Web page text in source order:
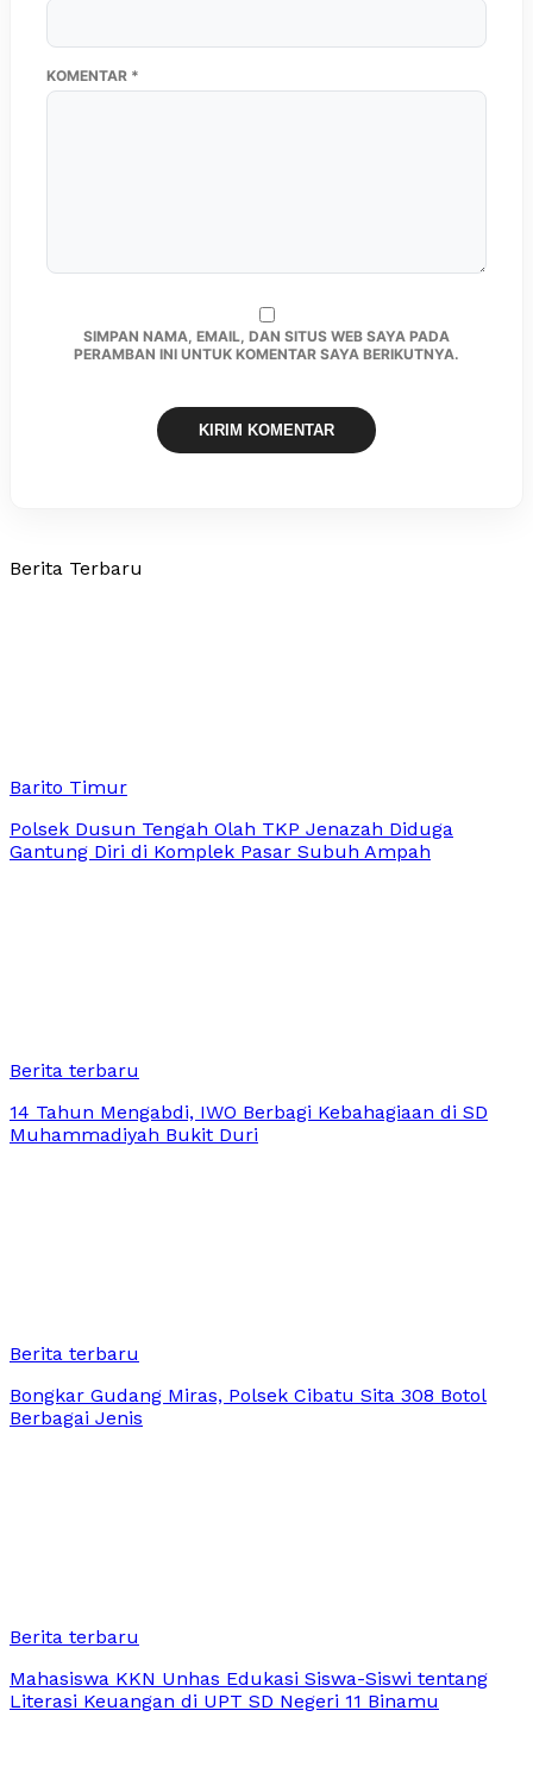
KOMENTAR *
SIMPAN NAMA, EMAIL, DAN SITUS WEB SAYA PADA
PERAMBAN INI UNTUK KOMENTAR SAYA BERIKUTNYA.
Berita Terbaru
Barito Timur
Polsek Dusun Tengah Olah TKP Jenazah Diduga
Gantung Diri di Komplek Pasar Subuh Ampah
Berita terbaru
14 Tahun Mengabdi, IWO Berbagi Kebahagiaan di SD
Muhammadiyah Bukit Duri
Berita terbaru
Bongkar Gudang Miras, Polsek Cibatu Sita 308 Botol
Berbagai Jenis
Berita terbaru
Mahasiswa KKN Unhas Edukasi Siswa-Siswi tentang
Literasi Keuangan di UPT SD Negeri 11 Binamu